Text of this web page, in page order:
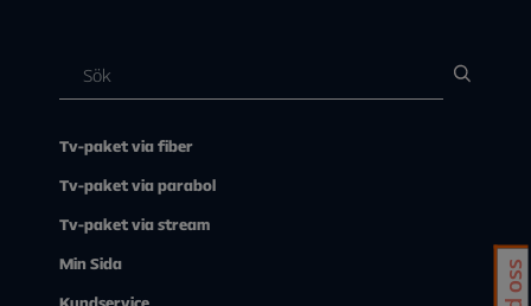
Tv-paket via fiber
Tv-paket via parabol
Tv-paket via stream
Min Sida